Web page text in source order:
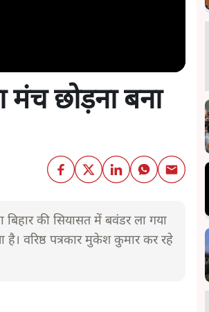
मंच छोड़ना बना
की सियासत में बवंडर ला गया
है। वरिष्ठ पत्रकार मुकेश कुमार कर रहे